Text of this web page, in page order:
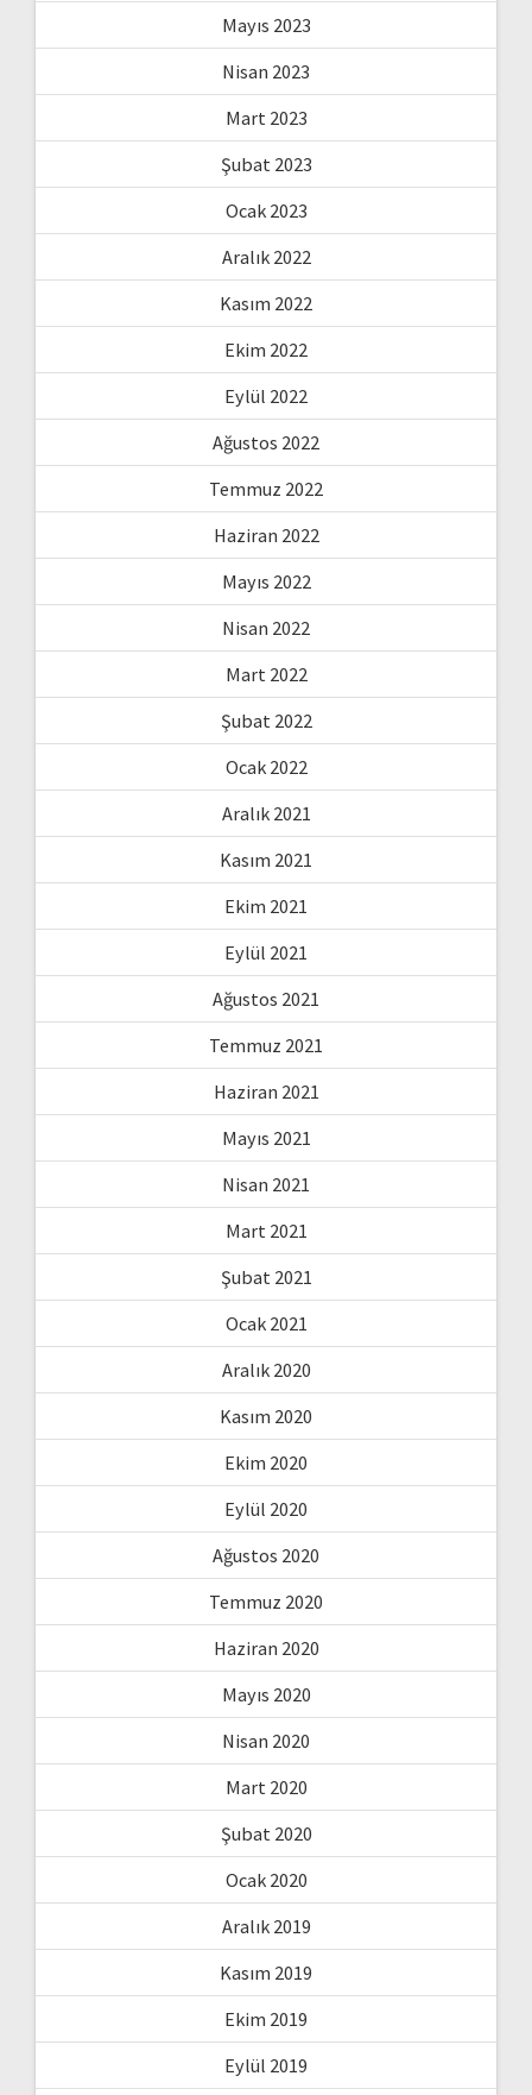
Mayıs 2023
Nisan 2023
Mart 2023
Şubat 2023
Ocak 2023
Aralık 2022
Kasım 2022
Ekim 2022
Eylül 2022
Ağustos 2022
Temmuz 2022
Haziran 2022
Mayıs 2022
Nisan 2022
Mart 2022
Şubat 2022
Ocak 2022
Aralık 2021
Kasım 2021
Ekim 2021
Eylül 2021
Ağustos 2021
Temmuz 2021
Haziran 2021
Mayıs 2021
Nisan 2021
Mart 2021
Şubat 2021
Ocak 2021
Aralık 2020
Kasım 2020
Ekim 2020
Eylül 2020
Ağustos 2020
Temmuz 2020
Haziran 2020
Mayıs 2020
Nisan 2020
Mart 2020
Şubat 2020
Ocak 2020
Aralık 2019
Kasım 2019
Ekim 2019
Eylül 2019